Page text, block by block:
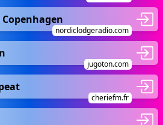
nordiclodgeradio.com
jugoton.com
cheriefm.fr